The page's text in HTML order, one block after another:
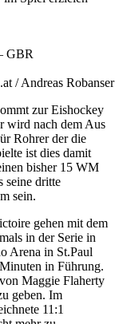
GBR
/ Andreas Robanser
zur Eishockey
wird nach dem Aus
Rohrer der die
ist dies damit
bisher 15 WM
seine dritte
sein.
gehen mit dem
in der Serie in
Arena in St.Paul
in Führung.
Maggie Flaherty
geben. Im
11:1